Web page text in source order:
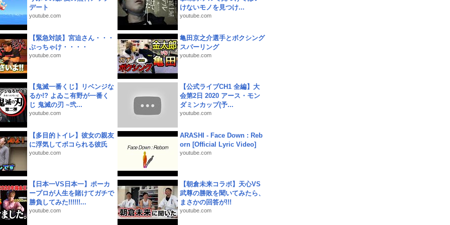
デート
youtube.com
けないモノを見つけ...
youtube.com
【緊急対談】宮迫さん・・・
ぶっちゃけ・・・・
youtube.com
亀田京之介選手とボクシング
スパーリング
youtube.com
【鬼滅一番くじ】リベンジな
るか!? よゐこ有野が一番く
じ 鬼滅の刃 ~弐...
youtube.com
【公式ライブCH1 全編】大
会第2日 2020 アース・モン
ダミンカップ(予...
youtube.com
【多目的トイレ】彼女の親友
に浮気してボコられる彼氏
youtube.com
ARASHI - Face Down : Reb
orn [Official Lyric Video]
youtube.com
【日本一VS日本一】ポーカ
ープロが人生を賭けてガチで
勝負してみた!!!!!!...
youtube.com
【朝倉未来コラボ】天心VS
武尊の勝敗を聞いてみたら、
まさかの回答が!!!
youtube.com